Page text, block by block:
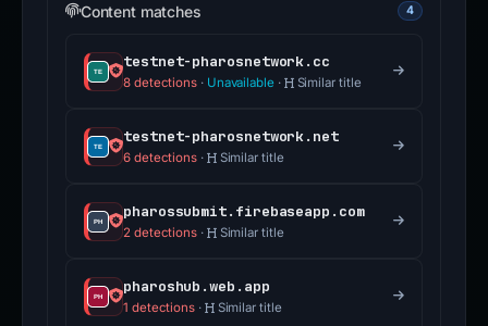
Content matches 4
testnet-pharosnetwork.cc
8 detections · Unavailable · Similar title
testnet-pharosnetwork.net
6 detections · Similar title
pharossubmit.firebaseapp.com
2 detections · Similar title
pharoshub.web.app
1 detections · Similar title